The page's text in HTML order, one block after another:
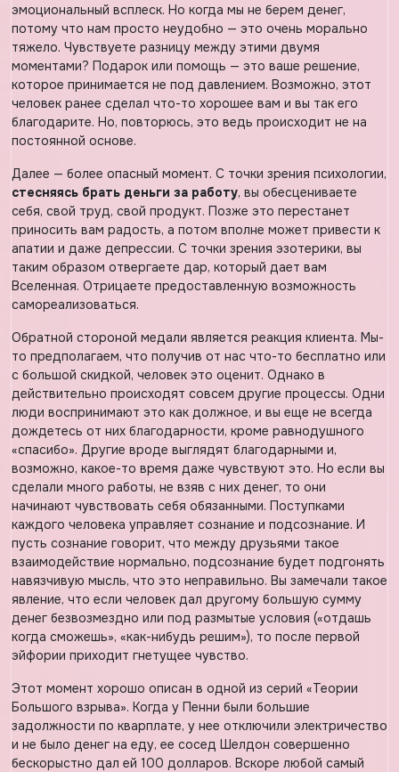
эмоциональный всплеск. Но когда мы не берем денег,
потому что нам просто неудобно — это очень морально
тяжело. Чувствуете разницу между этими двумя
моментами? Подарок или помощь — это ваше решение,
которое принимается не под давлением. Возможно, этот
человек ранее сделал что-то хорошее вам и вы так его
благодарите. Но, повторюсь, это ведь происходит не на
постоянной основе.
Далее — более опасный момент. С точки зрения психологии,
стесняясь брать деньги за работу, вы обесцениваете
себя, свой труд, свой продукт. Позже это перестанет
приносить вам радость, а потом вполне может привести к
апатии и даже депрессии. С точки зрения эзотерики, вы
таким образом отвергаете дар, который дает вам
Вселенная. Отрицаете предоставленную возможность
самореализоваться.
Обратной стороной медали является реакция клиента. Мы-
то предполагаем, что получив от нас что-то бесплатно или
с большой скидкой, человек это оценит. Однако в
действительно происходят совсем другие процессы. Одни
люди воспринимают это как должное, и вы еще не всегда
дождетесь от них благодарности, кроме равнодушного
«спасибо». Другие вроде выглядят благодарными и,
возможно, какое-то время даже чувствуют это. Но если вы
сделали много работы, не взяв с них денег, то они
начинают чувствовать себя обязанными. Поступками
каждого человека управляет сознание и подсознание. И
пусть сознание говорит, что между друзьями такое
взаимодействие нормально, подсознание будет подгонять
навязчивую мысль, что это неправильно. Вы замечали такое
явление, что если человек дал другому большую сумму
денег безвозмездно или под размытые условия («отдашь
когда сможешь», «как-нибудь решим»), то после первой
эйфории приходит гнетущее чувство.
Этот момент хорошо описан в одной из серий «Теории
Большого взрыва». Когда у Пенни были большие
задолжности по кварплате, у нее отключили электричество
и не было денег на еду, ее сосед Шелдон совершенно
бескорыстно дал ей 100 долларов. Вскоре любой самый